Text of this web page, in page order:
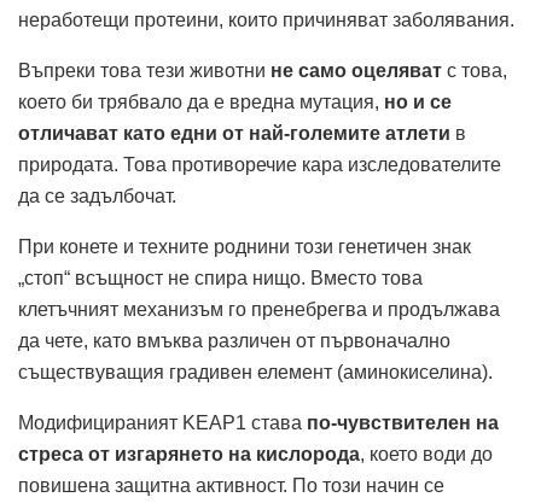
неработещи протеини, които причиняват заболявания.
Въпреки това тези животни не само оцеляват с това,
което би трябвало да е вредна мутация, но и се
отличават като едни от най-големите атлети в
природата. Това противоречие кара изследователите
да се задълбочат.
При конете и техните роднини този генетичен знак
„стоп“ всъщност не спира нищо. Вместо това
клетъчният механизъм го пренебрегва и продължава
да чете, като вмъква различен от първоначално
съществуващия градивен елемент (аминокиселина).
Модифицираният KEAP1 става по-чувствителен на
стреса от изгарянето на кислорода, което води до
повишена защитна активност. По този начин се